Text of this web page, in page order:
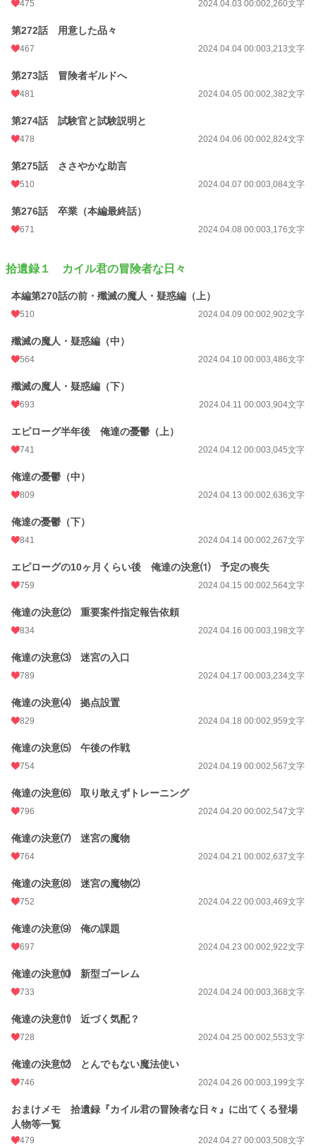
475 2024.04.03 00:002,260文字
第272話 用意した品々
467 2024.04.04 00:003,213文字
第273話 冒険者ギルドへ
481 2024.04.05 00:002,382文字
第274話 試験官と試験説明と
478 2024.04.06 00:002,824文字
第275話 ささやかな助言
510 2024.04.07 00:003,084文字
第276話 卒業（本編最終話）
671 2024.04.08 00:003,176文字
拾遺録１ カイル君の冒険者な日々
本編第270話の前・殲滅の魔人・疑惑編（上）
510 2024.04.09 00:002,902文字
殲滅の魔人・疑惑編（中）
564 2024.04.10 00:003,486文字
殲滅の魔人・疑惑編（下）
693 2024.04.11 00:003,904文字
エピローグ半年後 俺達の憂鬱（上）
741 2024.04.12 00:003,045文字
俺達の憂鬱（中）
809 2024.04.13 00:002,636文字
俺達の憂鬱（下）
841 2024.04.14 00:002,267文字
エピローグの10ヶ月くらい後 俺達の決意⑴ 予定の喪失
759 2024.04.15 00:002,564文字
俺達の決意⑵ 重要案件指定報告依頼
834 2024.04.16 00:003,198文字
俺達の決意⑶ 迷宮の入口
789 2024.04.17 00:003,234文字
俺達の決意⑷ 拠点設置
829 2024.04.18 00:002,959文字
俺達の決意⑸ 午後の作戦
754 2024.04.19 00:002,567文字
俺達の決意⑹ 取り敢えずトレーニング
796 2024.04.20 00:002,547文字
俺達の決意⑺ 迷宮の魔物
764 2024.04.21 00:002,637文字
俺達の決意⑻ 迷宮の魔物⑵
752 2024.04.22 00:003,469文字
俺達の決意⑼ 俺の課題
697 2024.04.23 00:002,922文字
俺達の決意⑽ 新型ゴーレム
733 2024.04.24 00:003,368文字
俺達の決意⑾ 近づく気配？
728 2024.04.25 00:002,553文字
俺達の決意⑿ とんでもない魔法使い
746 2024.04.26 00:003,199文字
おまけメモ 拾遺録『カイル君の冒険者な日々』に出てくる登場
人物等一覧
479 2024.04.27 00:003,508文字